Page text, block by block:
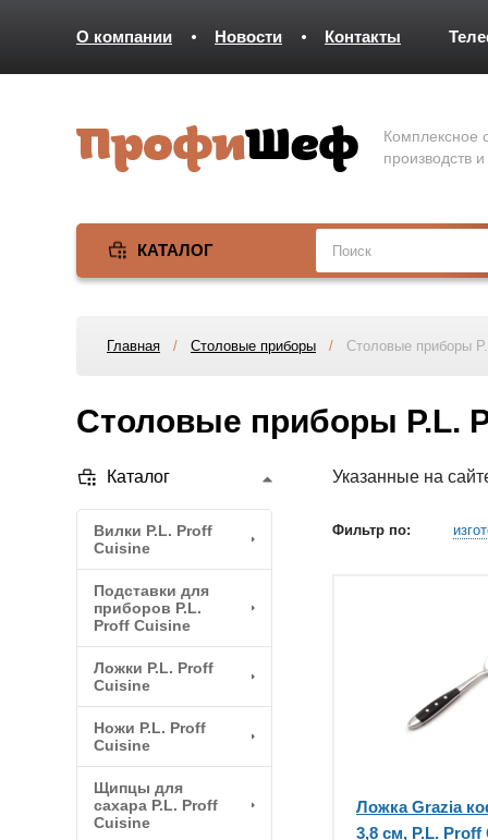
О компании Новости Контакты
Комплексное
производств
КАТАЛОГ
Главная / Столовые приборы / Столовые приборы
Столовые приборы P.L.
Каталог
Вилки P.L. Proff
Cuisine
Подставки для
приборов P.L.
Proff Cuisine
Ложки P.L. Proff
Cuisine
Ножи P.L. Proff
Cuisine
Щипцы для
сахара P.L. Proff
Cuisine
Указанные на
Фильтр по:
Ложка Grazia
3,8 см, P.L. Proff